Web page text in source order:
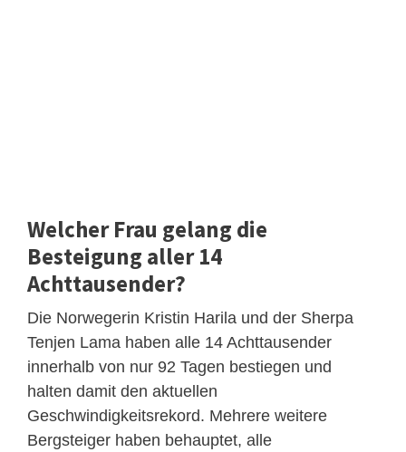
Welcher Frau gelang die
Besteigung aller 14
Achttausender?
Die Norwegerin Kristin Harila und der Sherpa
Tenjen Lama haben alle 14 Achttausender
innerhalb von nur 92 Tagen bestiegen und
halten damit den aktuellen
Geschwindigkeitsrekord. Mehrere weitere
Bergsteiger haben behauptet, alle